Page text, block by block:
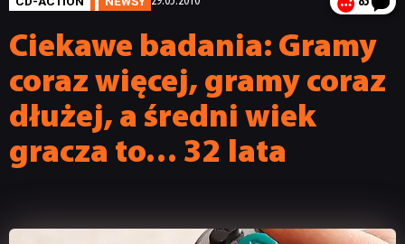
Ciekawe badania: Gramy
coraz więcej, gramy coraz
dłużej, a średni wiek
gracza to… 32 lata